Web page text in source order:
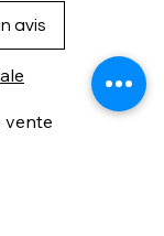
avis
vente